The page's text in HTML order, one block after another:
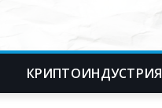
КРИПТОИНДУСТРИЯ